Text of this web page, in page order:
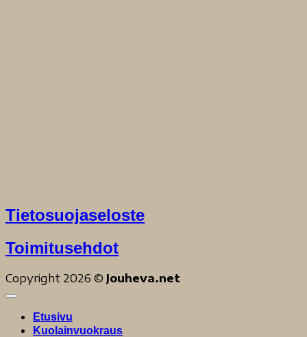
Tietosuojaseloste
Toimitusehdot
Copyright 2026 © Jouheva.net
Etusivu
Kuolainvuokraus